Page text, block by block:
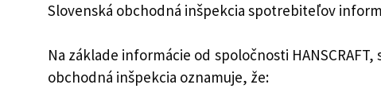
Slovenská obchodná inšpekcia spotrebiteľov
Na základe informácie od spoločnosti HANSCRAFT,
obchodná inšpekcia oznamuje, že: